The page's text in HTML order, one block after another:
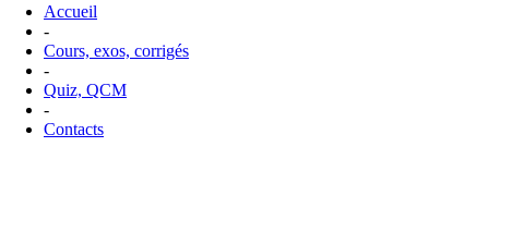
Accueil
-
Cours, exos, corrigés
-
Quiz, QCM
-
Contacts